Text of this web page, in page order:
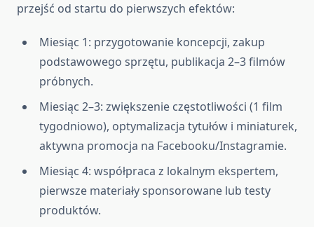
przejść od startu do pierwszych efektów:
Miesiąc 1: przygotowanie koncepcji, zakup
podstawowego sprzętu, publikacja 2–3 filmów
próbnych.
Miesiąc 2–3: zwiększenie częstotliwości (1 film
tygodniowo), optymalizacja tytułów i miniaturek,
aktywna promocja na Facebooku/Instagramie.
Miesiąc 4: współpraca z lokalnym ekspertem,
pierwsze materiały sponsorowane lub testy
produktów.